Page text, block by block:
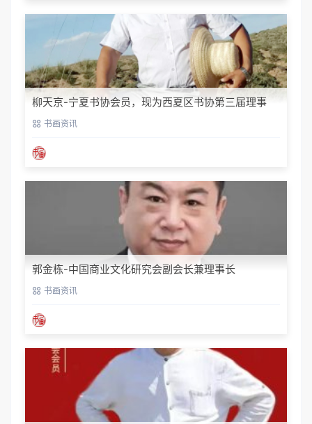
柳天京-宁夏书协会员，现为西夏区书协第三届理事
书画资讯
郭金栋-中国商业文化研究会副会长兼理事长
书画资讯